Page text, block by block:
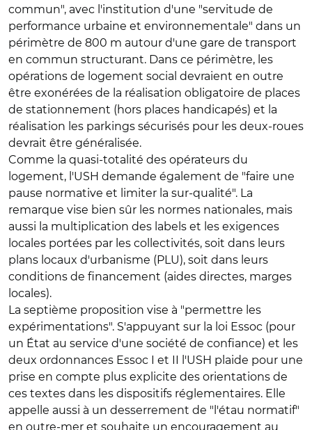
commun", avec l'institution d'une "servitude de
performance urbaine et environnementale" dans un
périmètre de 800 m autour d'une gare de transport
en commun structurant. Dans ce périmètre, les
opérations de logement social devraient en outre
être exonérées de la réalisation obligatoire de places
de stationnement (hors places handicapés) et la
réalisation les parkings sécurisés pour les deux-roues
devrait être généralisée.
Comme la quasi-totalité des opérateurs du
logement, l'USH demande également de "faire une
pause normative et limiter la sur-qualité". La
remarque vise bien sûr les normes nationales, mais
aussi la multiplication des labels et les exigences
locales portées par les collectivités, soit dans leurs
plans locaux d'urbanisme (PLU), soit dans leurs
conditions de financement (aides directes, marges
locales).
La septième proposition vise à "permettre les
expérimentations". S'appuyant sur la loi Essoc (pour
un État au service d'une société de confiance) et les
deux ordonnances Essoc I et II l'USH plaide pour une
prise en compte plus explicite des orientations de
ces textes dans les dispositifs réglementaires. Elle
appelle aussi à un desserrement de "l'étau normatif"
en outre-mer et souhaite un encouragement au